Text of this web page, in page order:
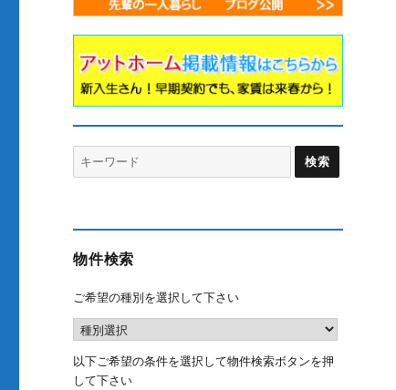
Search
for:
物件検索
ご希望の種別を選択して下さい
以下ご希望の条件を選択して物件検索ボタンを押
して下さい